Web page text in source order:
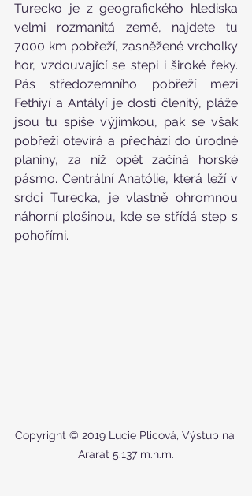
Turecko je z geografického hlediska
velmi rozmanitá země, najdete tu
7000 km pobřeží, zasněžené vrcholky
hor, vzdouvající se stepi i široké řeky.
Pás středozemního pobřeží mezi
Fethiyí a Antályí je dosti členitý, pláže
jsou tu spíše výjimkou, pak se však
pobřeží otevírá a přechází do úrodné
planiny, za níž opět začíná horské
pásmo. Centrální Anatólie, která leží v
srdci Turecka, je vlastně ohromnou
náhorní plošinou, kde se střídá step s
pohořími.
Copyright © 2019 Lucie Plicová, Výstup na
Ararat 5.137 m.n.m.